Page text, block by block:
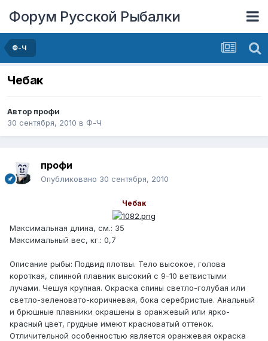
Форум Русской Рыбалки
Ф-Ч
Чебак
Автор профи
30 сентября, 2010 в Ф-Ч
профи
Опубликовано 30 сентября, 2010
Чебак
Максимальная длина, см.: 35
Максимальный вес, кг.: 0,7
Описание рыбы: Подвид плотвы. Тело высокое, голова
короткая, спинной плавник высокий с 9-10 ветвистыми
лучами. Чешуя крупная. Окраска спины светло-голубая или
светло-зеленовато-коричневая, бока серебристые. Анальный
и брюшные плавники окрашены в оранжевый или ярко-
красный цвет, грудные имеют красноватый оттенок.
Отличительной особенностью является оранжевая окраска